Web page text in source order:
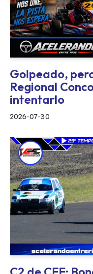
Golpeado,
Regional
intentarlo
2026-07-30